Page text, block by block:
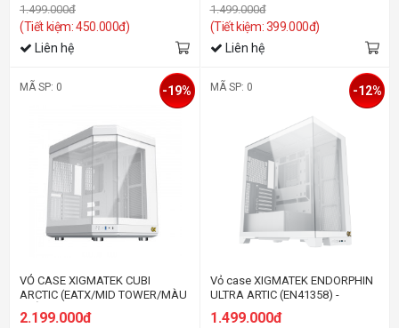
1.499.000đ
(Tiết kiệm: 450.000đ)
Liên hệ
1.499.000đ
(Tiết kiệm: 399.000đ)
Liên hệ
MÃ SP: 0
VỎ CASE XIGMATEK CUBI
ARCTIC (EATX/MID TOWER/MÀU
2.199.000đ
-19% MÃ SP: 0
Vỏ case XIGMATEK ENDORPHIN
ULTRA ARTIC (EN41358) -
1.499.000đ
-12%